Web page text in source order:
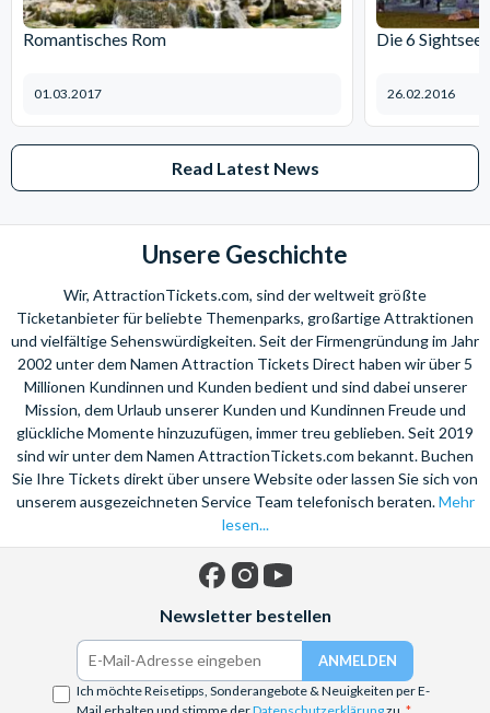
Romantisches Rom
01.03.2017
Die 6
26.02.2016
Read Latest News
Unsere Geschichte
Wir, AttractionTickets.com, sind der weltweit größte
Ticketanbieter für beliebte Themenparks, großartige Attraktionen
und vielfältige Sehenswürdigkeiten. Seit der Firmengründung im Jahr
2002 unter dem Namen Attraction Tickets Direct haben wir über 5
Millionen Kundinnen und Kunden bedient und sind dabei unserer
Mission, dem Urlaub unserer Kunden und Kundinnen Freude und
glückliche Momente hinzuzufügen, immer treu geblieben. Seit 2019
sind wir unter dem Namen AttractionTickets.com bekannt. Buchen
Sie Ihre Tickets direkt über unsere Website oder lassen Sie sich von
unserem ausgezeichneten Service Team telefonisch beraten.Mehr
lesen...
Newsletter bestellen
Ich möchte Reisetipps, Sonderangebote & Neuigkeiten per E-